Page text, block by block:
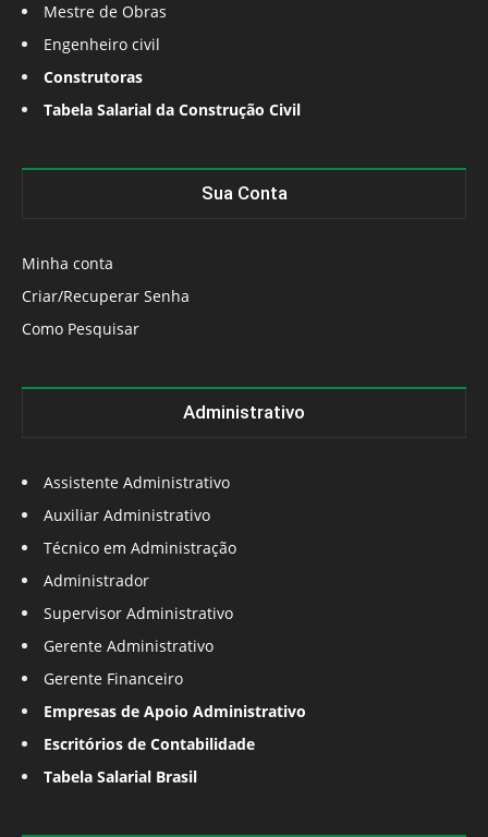
Mestre de Obras
Engenheiro civil
Construtoras
Tabela Salarial da Construção Civil
Sua Conta
Minha conta
Criar/Recuperar Senha
Como Pesquisar
Administrativo
Assistente Administrativo
Auxiliar Administrativo
Técnico em Administração
Administrador
Supervisor Administrativo
Gerente Administrativo
Gerente Financeiro
Empresas de Apoio Administrativo
Escritórios de Contabilidade
Tabela Salarial Brasil